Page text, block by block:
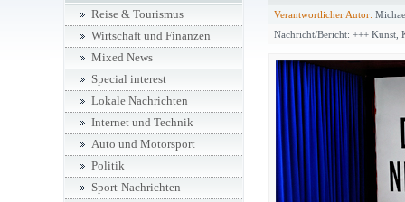
Verantwortlicher Autor:
Nachricht/Bericht: +++ Kunst,
Reise & Tourismus
Wirtschaft und Finanzen
Mixed News
Special interest
Lokale Nachrichten
Internet und Technik
Auto und Motorsport
Politik
Sport-Nachrichten